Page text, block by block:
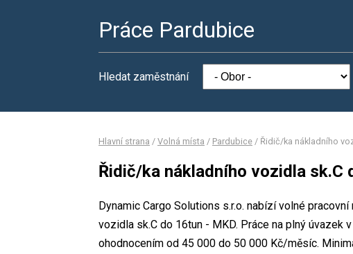
Práce Pardubice
Hledat zaměstnání
Hlavní strana / Volná místa / Pardubice / Řidič/ka nákladního
Řidič/ka nákladního vozidla sk.C
Dynamic Cargo Solutions s.r.o. nabízí volné
vozidla sk.C do 16tun - MKD. Práce na plný úvazek
ohodnocením od 45 000 do 50 000 Kč/měsíc.